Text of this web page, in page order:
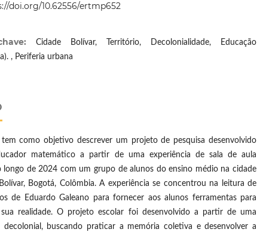
doi.org/10.62556/ertmp652
Cidade Bolívar, Território, Decolonialidade, Educação
, Periferia urbana
tem como objetivo descrever um projeto de pesquisa desenvolvido
matemático a partir de uma experiência de sala de aula
longo de 2024 com um grupo de alunos do ensino médio na cidade
Bogotá, Colômbia. A experiência se concentrou na leitura de
de Eduardo Galeano para fornecer aos alunos ferramentas para
realidade. O projeto escolar foi desenvolvido a partir de uma
decolonial, buscando praticar a memória coletiva e desenvolver a